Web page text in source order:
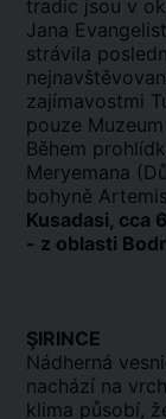
tradic jsou v
Jana
strávila
zajímavostmi
pouze
Během
Meryemana
bohyně
Kusadasi, cca
- z oblasti
ŞIRINCE
Nádherná
nachází na
klima působí,